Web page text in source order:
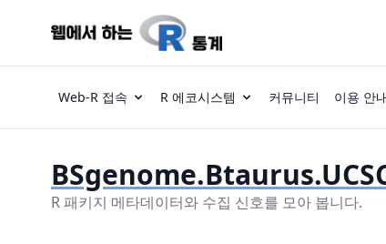
Web-R 접속 R 에코시스템 커뮤니티 이용 안내
R 패키지 메타데이터와 수집 신호를 모아 봅니다.